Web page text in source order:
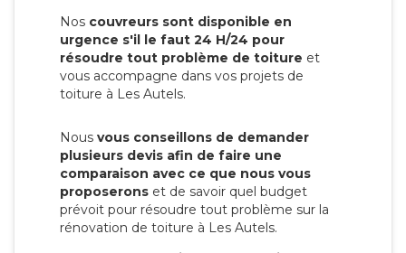
Nos couvreurs sont disponible en
urgence s'il le faut 24 H/24 pour
résoudre tout problème de toiture et
vous accompagne dans vos projets de
toiture à Les Autels.
Nous vous conseillons de demander
plusieurs devis afin de faire une
comparaison avec ce que nous vous
proposerons et de savoir quel budget
prévoit pour résoudre tout problème sur la
rénovation de toiture à Les Autels.